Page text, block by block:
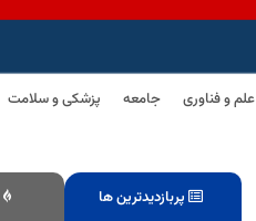
علم و فناوری جامعه پزشکی و سلامت
پربازدیدترین ها